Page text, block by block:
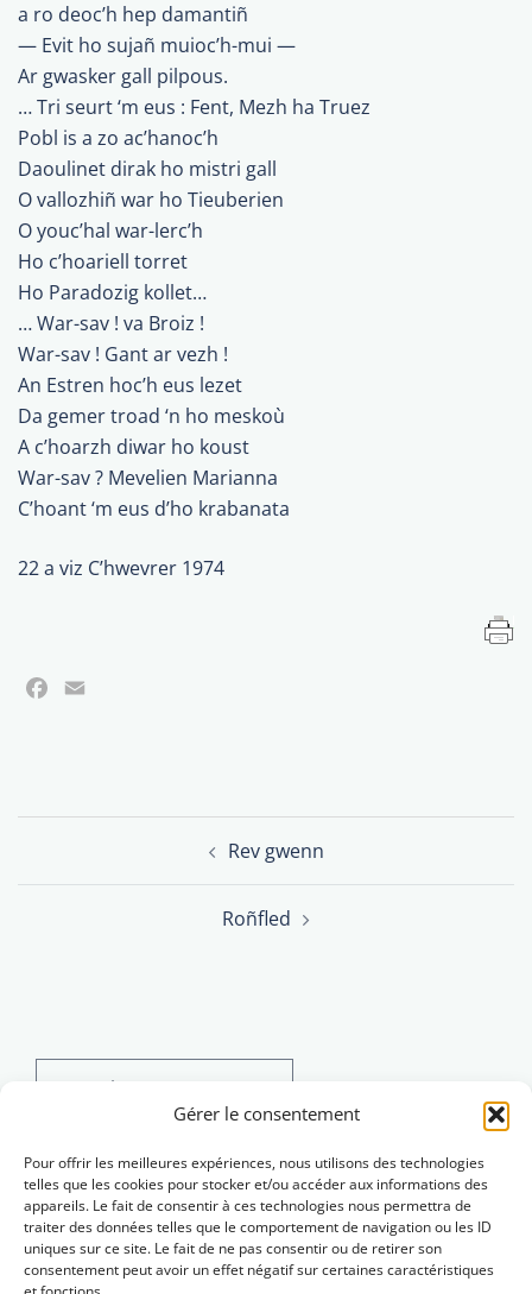
Gérer le consentement
Pour offrir les meilleures expériences, nous utilisons des technologies
telles que les cookies pour stocker et/ou accéder aux informations des
appareils. Le fait de consentir à ces technologies nous permettra de
traiter des données telles que le comportement de navigation ou les ID
uniques sur ce site. Le fait de ne pas consentir ou de retirer son
consentement peut avoir un effet négatif sur certaines caractéristiques
a ro deoc’h hep damantiñ
— Evit ho sujañ muioc’h-mui —
Ar gwasker gall pilpous.
… Tri seurt ‘m eus : Fent, Mezh ha Truez
Pobl is a zo ac’hanoc’h
Daoulinet dirak ho mistri gall
O vallozhiñ war ho Tieuberien
O youc’hal war-lerc’h
Ho c’hoariell torret
Ho Paradozig kollet…
… War-sav ! va Broiz !
War-sav ! Gant ar vezh !
An Estren hoc’h eus lezet
Da gemer troad ‘n ho meskoù
A c’hoarzh diwar ho koust
War-sav ? Mevelien Marianna
C’hoant ‘m eus d’ho krabanata
22 a viz C’hwevrer 1974
Facebook
Rev gwenn
Roñfled